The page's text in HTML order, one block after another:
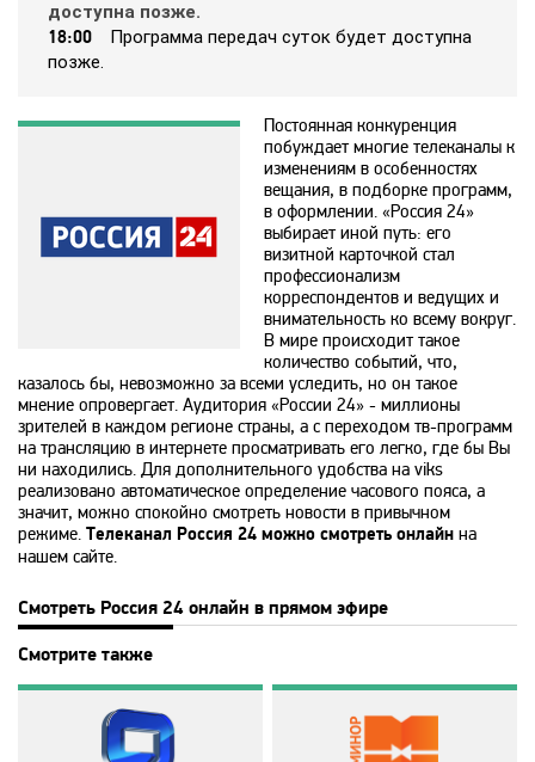
24 Украина
9 канал Израиль
A2
Amedia Hit
Amedia Premium HD
Ani
BBC World News
дocтyпнa пoзжe.
18:00
Пpoгpaммa пepeдaч cyтoк бyдeт дocтyпнa
пoзжe.
Постоянная конкуренция
побуждает многие телеканалы к
изменениям в особенностях
вещания, в подборке программ,
в оформлении. «Россия 24»
выбирает иной путь: его
визитной карточкой стал
профессионализм
корреспондентов и ведущих и
внимательность ко всему вокруг.
В мире происходит такое
количество событий, что,
казалось бы, невозможно за всеми уследить, но он такое
мнение опровергает. Аудитория «России 24» - миллионы
зрителей в каждом регионе страны, а с переходом тв-программ
на трансляцию в интернете просматривать его легко, где бы Вы
ни находились. Для дополнительного удобства на viks
реализовано автоматическое определение часового пояса, а
значит, можно спокойно смотреть новости в привычном
режиме. Телеканал Россия 24 можно смотреть онлайн на
нашем сайте.
Смотреть Россия 24 онлайн в прямом эфире
Смотрите также